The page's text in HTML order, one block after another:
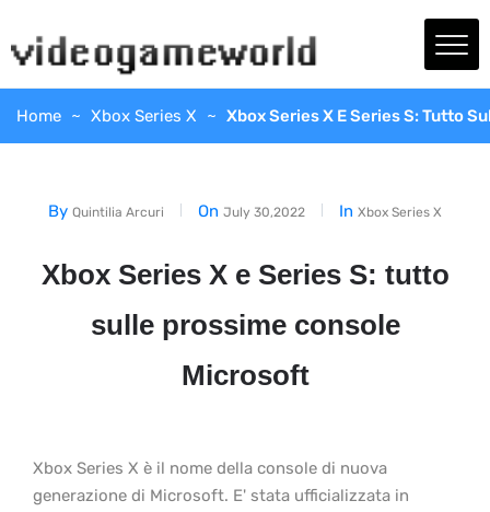
Home Xbox Series X Xbox Series X E Series S: Tutto
By Quintilia Arcuri On July 30,2022 In Xbox Series X
Xbox Series X e Series S: tutto
sulle prossime console
Microsoft
Xbox Series X è il nome della console di nuova
generazione di Microsoft. E' stata ufficializzata in